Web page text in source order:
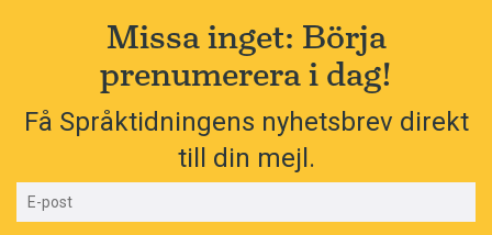
Missa inget: Börja
prenumerera i dag!
Få Språktidningens nyhetsbrev direkt
till din mejl.